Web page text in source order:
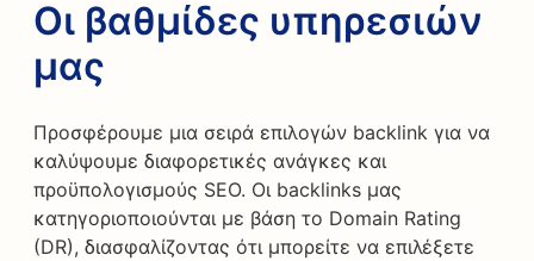
Οι βαθμίδες υπηρεσιών
μας
Προσφέρουμε μια σειρά επιλογών backlink για να
καλύψουμε διαφορετικές ανάγκες και
προϋπολογισμούς SEO. Οι backlinks μας
κατηγοριοποιούνται με βάση το Domain Rating
(DR), διασφαλίζοντας ότι μπορείτε να επιλέξετε